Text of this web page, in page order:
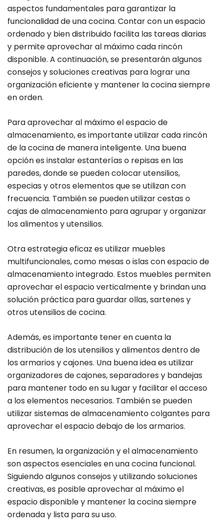
aspectos fundamentales para garantizar la
funcionalidad de una cocina. Contar con un espacio
ordenado y bien distribuido facilita las tareas diarias
y permite aprovechar al máximo cada rincón
disponible. A continuación, se presentarán algunos
consejos y soluciones creativas para lograr una
organización eficiente y mantener la cocina siempre
en orden.
Para aprovechar al máximo el espacio de
almacenamiento, es importante utilizar cada rincón
de la cocina de manera inteligente. Una buena
opción es instalar estanterías o repisas en las
paredes, donde se pueden colocar utensilios,
especias y otros elementos que se utilizan con
frecuencia. También se pueden utilizar cestas o
cajas de almacenamiento para agrupar y organizar
los alimentos y utensilios.
Otra estrategia eficaz es utilizar muebles
multifuncionales, como mesas o islas con espacio de
almacenamiento integrado. Estos muebles permiten
aprovechar el espacio verticalmente y brindan una
solución práctica para guardar ollas, sartenes y
otros utensilios de cocina.
Además, es importante tener en cuenta la
distribución de los utensilios y alimentos dentro de
los armarios y cajones. Una buena idea es utilizar
organizadores de cajones, separadores y bandejas
para mantener todo en su lugar y facilitar el acceso
a los elementos necesarios. También se pueden
utilizar sistemas de almacenamiento colgantes para
aprovechar el espacio debajo de los armarios.
En resumen, la organización y el almacenamiento
son aspectos esenciales en una cocina funcional.
Siguiendo algunos consejos y utilizando soluciones
creativas, es posible aprovechar al máximo el
espacio disponible y mantener la cocina siempre
ordenada y lista para su uso.